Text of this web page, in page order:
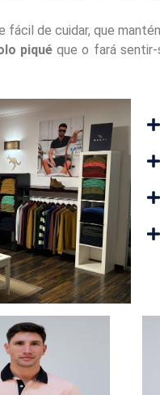
fácil de cuidar, que
piqué que o fará